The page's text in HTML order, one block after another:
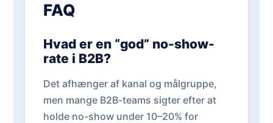
FAQ
Hvad er en “god” no-show-
rate i B2B?
Det afhænger af kanal og målgruppe,
men mange B2B-teams sigter efter at
holde no-show under 10–20% for